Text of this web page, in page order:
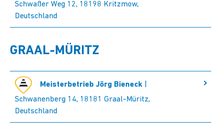
Schwaßer Weg 12, 18198 Kritzmow,
Deutschland
GRAAL-MÜRITZ
Meisterbetrieb Jörg Bieneck
Schwanenberg 14, 18181 Graal-Müritz,
Deutschland